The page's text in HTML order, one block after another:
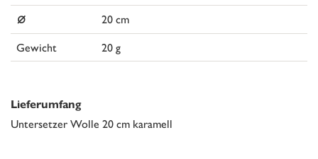
⌀
20 cm
Gewicht
20 g
Lieferumfang
Untersetzer Wolle 20 cm karamell